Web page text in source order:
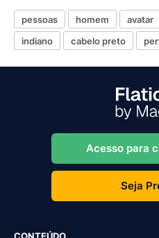
pessoas homem avatar
indiano
cabelo preto
Acesso para
Seja